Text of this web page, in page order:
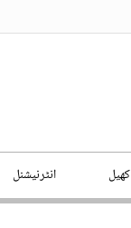
کھیل انٹرنیشنل